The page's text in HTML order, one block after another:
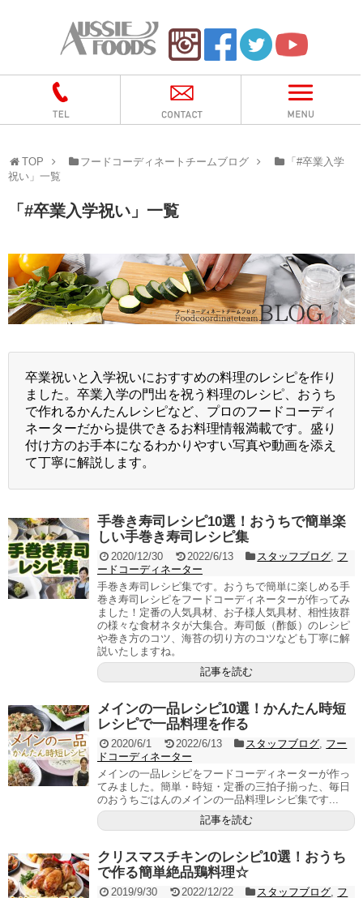
TOP フードコーディネートチームブログ 「#卒業入学
祝い 」 一覧
「 #卒業入学祝い 」 一覧
卒業祝いと入学祝いにおすすめの料理のレシピを作り
ました。卒業入学の門出を祝う料理のレシピ、おうち
で作れるかんたんレシピなど、プロのフードコーディ
ネーターだから提供できるお料理情報満載です。盛り
付け方のお手本になるわかりやすい写真や動画を添え
て丁寧に解説します。
手巻き寿司レシピ10選！おうちで簡単楽
しい手巻き寿司レシピ集
2020/12/30 2022/6/13 スタッフブログ フ
ードコーディネーター
手巻き寿司レシピ集です。おうちで簡単に楽しめる手
巻き寿司レシピをフードコーディネーターが作ってみ
ました！定番の人気具材、お子様人気具材、相性抜群
の様々な食材ネタが大集合。寿司飯（酢飯）のレシピ
や巻き方のコツ、海苔の切り方のコツなども丁寧に解
説いたしますね。
記事を読む
メインの一品レシピ10選！かんたん時短
レシピで一品料理を作る
2020/6/1 2022/6/13 スタッフブログ フー
ドコーディネーター
メインの一品レシピをフードコーディネーターが作っ
てみました。簡単・時短・定番の三拍子揃った、毎日
のおうちごはんのメインの一品料理レシピ集です...
記事を読む
クリスマスチキンのレシピ10選！おうち
で作る簡単絶品鶏料理☆
2019/9/30 2022/12/22 スタッフブログ フ